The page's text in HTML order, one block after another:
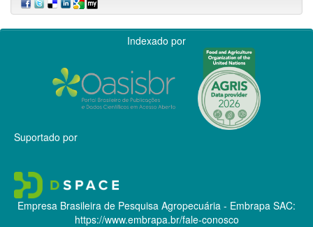
Indexado por
Suportado por
Empresa Brasileira de Pesquisa Agropecuária - Embrapa SAC:
https://www.embrapa.br/fale-conosco